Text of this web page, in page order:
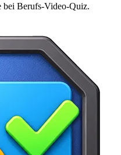
bei Berufs-Video-Quiz.